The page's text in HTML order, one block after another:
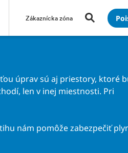
Zákaznícka zóna
úprav sú aj priestory, ktoré
len v inej miestnosti. Pri
nám pomôže zabezpečiť